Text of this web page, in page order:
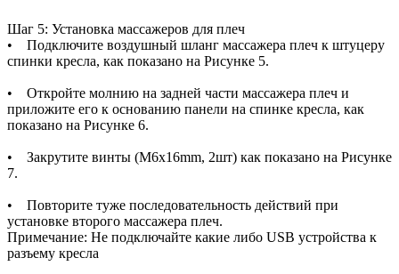
Шаг 5: Установка массажеров для плеч
• Подключите воздушный шланг массажера плеч к штуцеру
спинки кресла, как показано на Рисунке 5.
• Откройте молнию на задней части массажера плеч и
приложите его к основанию панели на спинке кресла, как
показано на Рисунке 6.
• Закрутите винты (M6x16mm, 2шт) как показано на Рисунке
7.
• Повторите туже последовательность действий при
установке второго массажера плеч.
Примечание: Не подключайте какие либо USB устройства к
разъему кресла